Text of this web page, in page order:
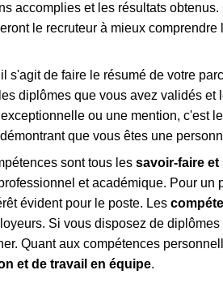
accomplies et les résultats
le recruteur à mieux
s'agit de faire le résumé de votre
diplômes que vous avez validés et
ou une mention, c'est
que vous êtes une
sont tous lessavoir-faire et
et académique. Pour un
évident pour le poste. Les
Si vous disposez de
Quant aux compétences
et de travail en équipe.